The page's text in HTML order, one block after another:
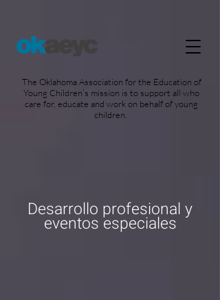
The Oklahoma Association for the Education of
Young Children’s mission is to support all who
care for, educate and work on behalf of young
children.
Desarrollo profesional y
eventos especiales